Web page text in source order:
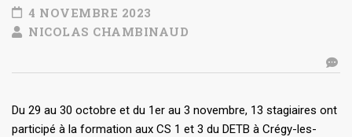
4 NOVEMBRE 2023
NICOLAS CHAMBINAUD
Du 29 au 30 octobre et du 1er au 3 novembre, 13 stagiaires ont
participé à la formation aux CS 1 et 3 du DETB à Crégy-les-